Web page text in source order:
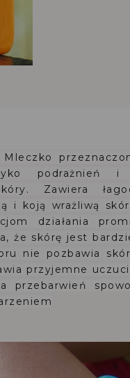
Mleczko
podrażnień i
Zawiera
i koją wrażliwą
działania
że skórę jest
nie pozbawia
przyjemne
przebarwień